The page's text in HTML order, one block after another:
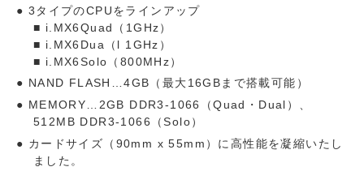
3タイプのCPUをラインアップ
■ i.MX6Quad（1GHz）
■ i.MX6Dua（l 1GHz）
■ i.MX6Solo（800MHz）
NAND FLASH…4GB（最大16GBまで搭載可能）
MEMORY…2GB DDR3-1066（Quad・Dual）、
512MB DDR3-1066（Solo）
カードサイズ（90mm x 55mm）に高性能を凝縮いたし
ました。